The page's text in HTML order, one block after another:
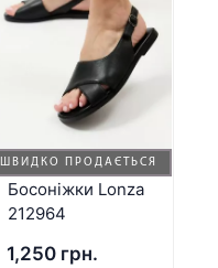
ШВИДКО ПРОДАЄТЬСЯ
Босоніжки Lonza
212964
1,250 грн.